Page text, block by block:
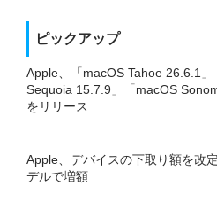
ピックアップ
Apple、「macOS Tahoe 26.6.1」
Sequoia 15.7.9」「macOS
をリリース
Apple、デバイスの下取り額を改
デルで増額